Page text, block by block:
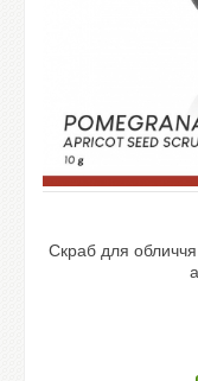
Скраб для